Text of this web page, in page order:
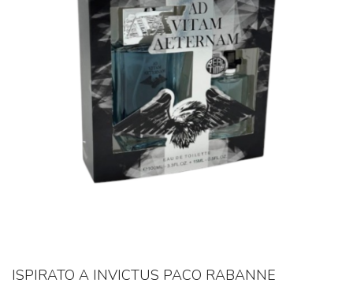
ISPIRATO A INVICTUS PACO RABANNE